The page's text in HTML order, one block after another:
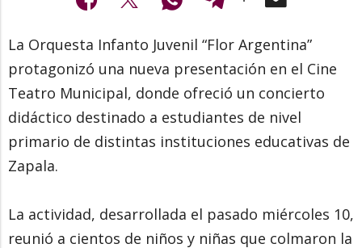
La Orquesta Infanto Juvenil “Flor Argentina”
protagonizó una nueva presentación en el Cine
Teatro Municipal, donde ofreció un concierto
didáctico destinado a estudiantes de nivel
primario de distintas instituciones educativas de
Zapala.
La actividad, desarrollada el pasado miércoles 10,
reunió a cientos de niños y niñas que colmaron la